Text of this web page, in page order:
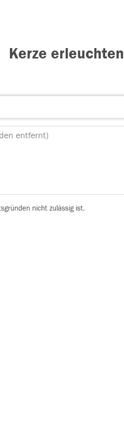
Kerze erleuchten
nicht zulässig ist.